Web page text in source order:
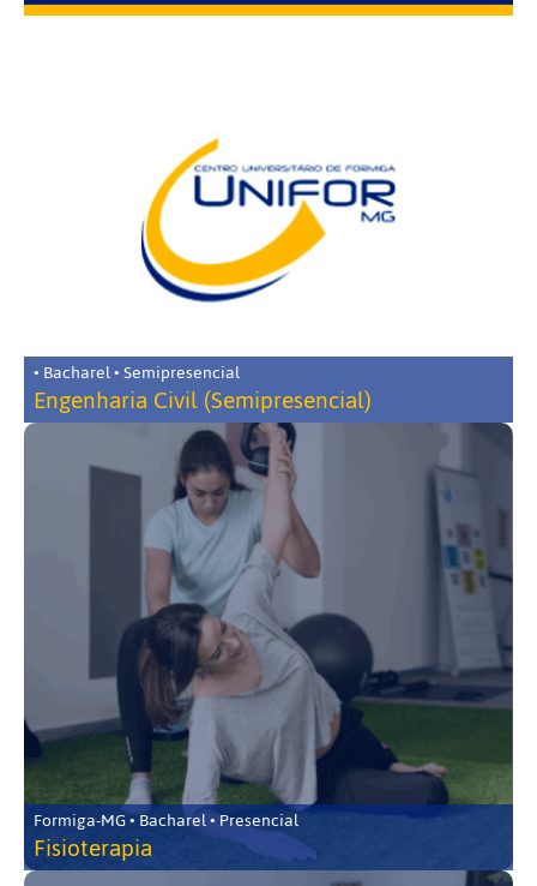
• Bacharel • Semipresencial
Engenharia Civil (Semipresencial)
Formiga-MG • Bacharel • Presencial
Fisioterapia